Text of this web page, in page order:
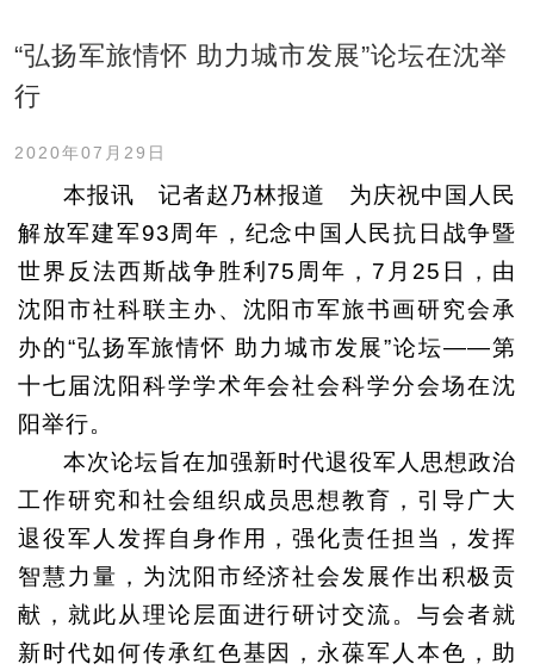
“弘扬军旅情怀 助力城市发展”论坛在沈举
行
2020年07月29日
本报讯 记者赵乃林报道 为庆祝中国人民
解放军建军93周年，纪念中国人民抗日战争暨
世界反法西斯战争胜利75周年，7月25日，由
沈阳市社科联主办、沈阳市军旅书画研究会承
办的“弘扬军旅情怀 助力城市发展”论坛——第
十七届沈阳科学学术年会社会科学分会场在沈
阳举行。
本次论坛旨在加强新时代退役军人思想政治
工作研究和社会组织成员思想教育，引导广大
退役军人发挥自身作用，强化责任担当，发挥
智慧力量，为沈阳市经济社会发展作出积极贡
献，就此从理论层面进行研讨交流。与会者就
新时代如何传承红色基因，永葆军人本色，助